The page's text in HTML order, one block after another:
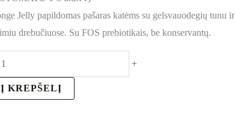
Jelly papildomas pašaras katėms su gelsvauodegių tunu ir
drebučiuose. Su FOS prebiotikais, be konservantų.
+
Į KREPŠELĮ